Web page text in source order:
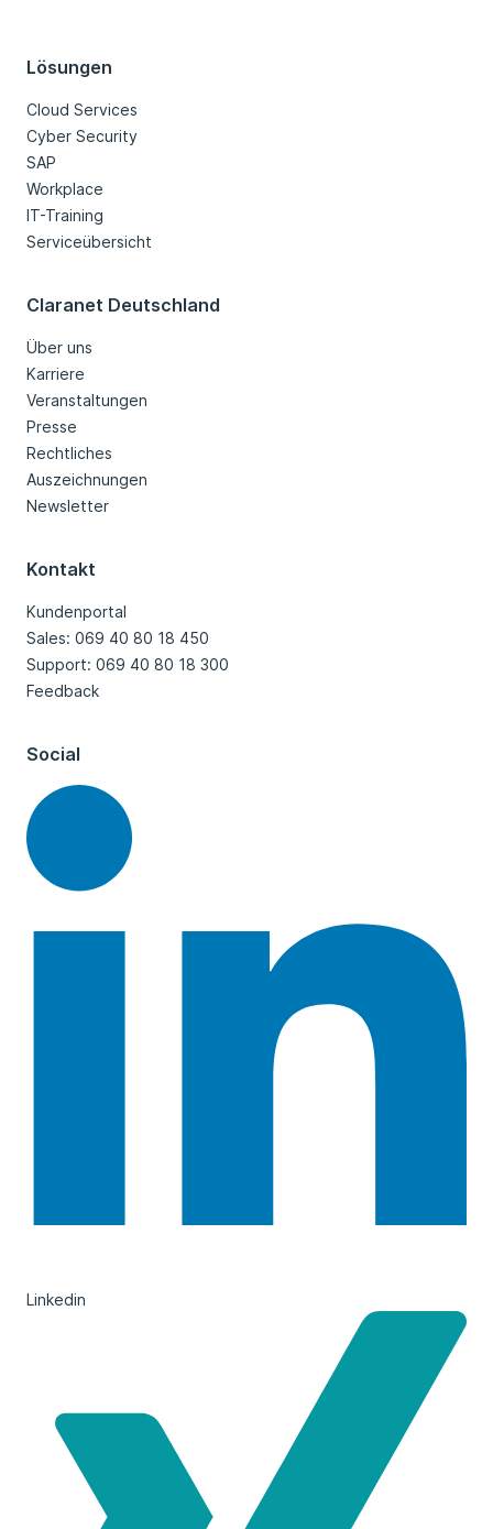
Lösungen
Cloud Services
Cyber Security
SAP
Workplace
IT-Training
Serviceübersicht
Claranet Deutschland
Über uns
Karriere
Veranstaltungen
Presse
Rechtliches
Auszeichnungen
Newsletter
Kontakt
Kundenportal
Sales: 069 40 80 18 450
Support: 069 40 80 18 300
Feedback
Social
Linkedin